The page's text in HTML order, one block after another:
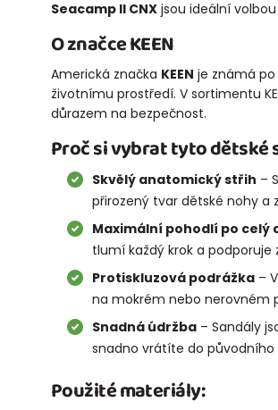
Seacamp II CNX jsou ideální
O značce KEEN
Americká značka KEEN je známá
životnímu prostředí. V sortimentu
důrazem na bezpečnost.
Proč si vybrat tyto dětské
Skvělý anatomický střih –
přirozený tvar dětské nohy a
Maximální pohodlí po celý
tlumí každý krok a podporuje
Protiskluzová podrážka–
na mokrém nebo nerovném
Snadná údržba– Sandály
snadno vrátíte do původního
Použité materiály: